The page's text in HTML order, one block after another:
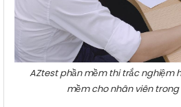
AZtest phần mềm thi trắc nghiệm
mềm cho nhân viên